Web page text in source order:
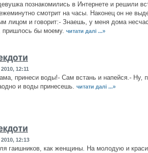
познакомились в Интернете и решили
смотрит на часы. Наконец он не
лицом и говорит:- Знаешь, у меня дома
пришлось бы моему. читати далі ...»
12:11
принеси воды!- Сам встань и напейся.- Ну,
и воды принесешь. читати далі ...»
12:13
гаишников, как женщины. На молодую и